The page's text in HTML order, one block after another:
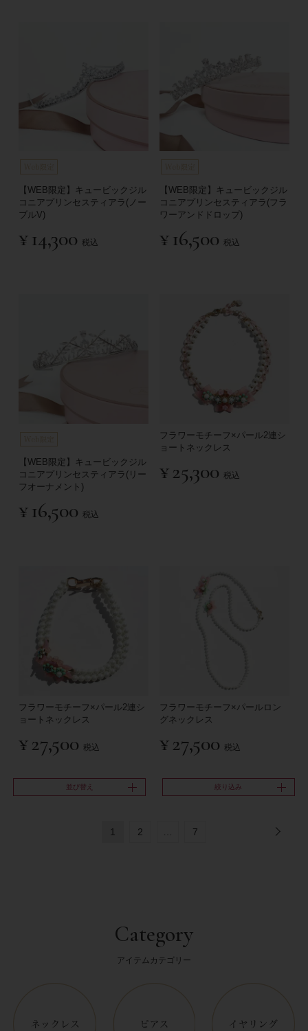
【WEB限定】キュービックジル
コニアプリンセスティアラ(ノー
ブルV)
¥ 14,300 税込
【WEB限定】キュービックジル
コニアプリンセスティアラ(フラ
ワーアンドドロップ)
¥ 16,500 税込
【WEB限定】キュービックジル
コニアプリンセスティアラ(リー
フオーナメント)
¥ 16,500 税込
フラワーモチーフ×パール2連シ
ョートネックレス
¥25,300 税込
フラワーモチーフ×パール2連シ
ョートネックレス
¥27,500 税込
フラワーモチーフ×パールロン
グネックレス
¥27,500 税込
並び替え 絞り込み
1 2 7
Category
アイテムカテゴリー